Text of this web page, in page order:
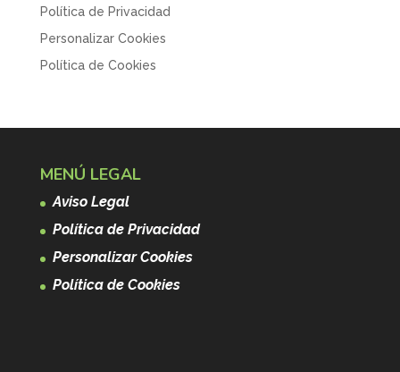
Política de Privacidad
Personalizar Cookies
Política de Cookies
MENÚ LEGAL
Aviso Legal
Política de Privacidad
Personalizar Cookies
Política de Cookies